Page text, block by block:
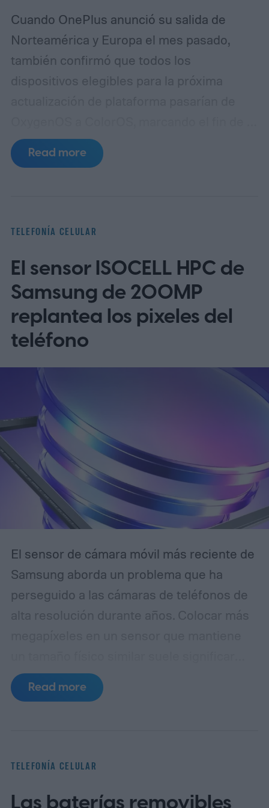
Cuando OnePlus anunció su salida de
Norteamérica y Europa el mes pasado,
también confirmó que todos los
dispositivos elegibles para la próxima
apariencia de Android que ayudó a definir
la marca OnePlus durante más de una
OnePlus ha puesto en marcha lanzando
el OnePlus 15 y el OnePlus 15R. La beta
omite EE. UU. y Europa por ahora
Read more
TELEFONÍA CELULAR
El sensor ISOCELL HPC de
Samsung de 200MP
replantea los pixeles del
teléfono
El sensor de cámara móvil más reciente de
Samsung aborda un problema que ha
perseguido a las cámaras de teléfonos de
alta resolución durante años. Colocar más
reducir cada píxel, lo que limita la cantidad
de luz que puede capturar. El ISOCELL
una estructura de píxeles rediseñada,
ese problema. Samsung afirma que el
Read more
TELEFONÍA CELULAR